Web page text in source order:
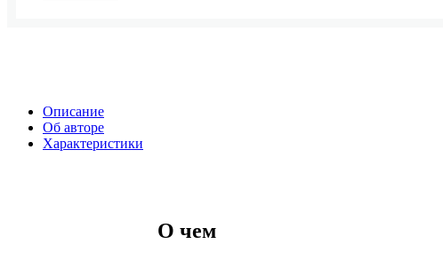
Описание
Об авторе
Характеристики
О чем